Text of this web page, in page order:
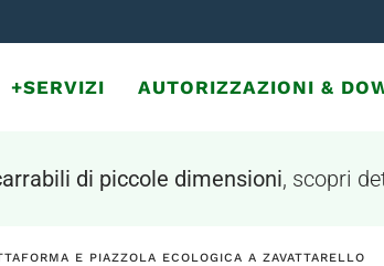
+SERVIZI AUTORIZZAZIONI &
di piccole dimensioni, scopri
E PIAZZOLA ECOLOGICA A ZAVATTARELLO